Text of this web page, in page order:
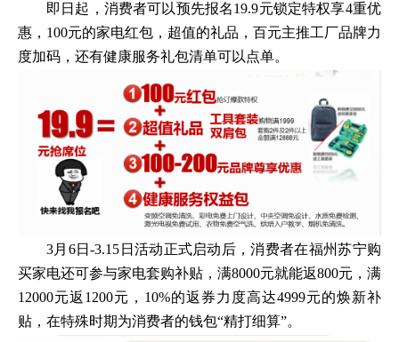
即日起，消费者可以预先报名19.9元锁定特权享4重优
惠，100元的家电红包，超值的礼品，百元主推工厂品牌力
度加码，还有健康服务礼包清单可以点单。
3月6日-3.15日活动正式启动后，消费者在福州苏宁购
买家电还可参与家电套购补贴，满8000元就能返800元，满
12000元返1200元，10%的返券力度高达4999元的焕新补
贴，在特殊时期为消费者的钱包“精打细算”。